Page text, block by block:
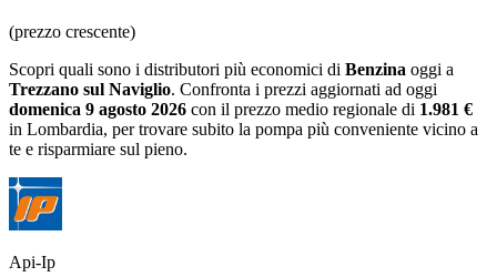
(prezzo crescente)
Scopri quali sono i distributori più economici di Benzina oggi a
Trezzano sul Naviglio. Confronta i prezzi aggiornati ad oggi
domenica 9 agosto 2026 con il prezzo medio regionale di 1.981 €
in Lombardia, per trovare subito la pompa più conveniente vicino a
te e risparmiare sul pieno.
Api-Ip